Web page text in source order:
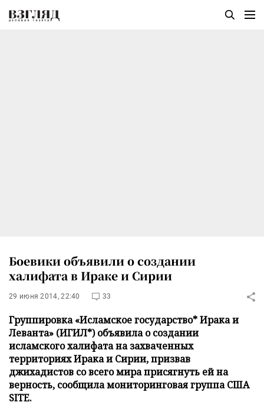
Боевики объявили о создании
халифата в Ираке и Сирии
29 июня 2014, 22:40 33
Группировка «Исламское государство* Ирака и
Леванта» (ИГИЛ*) объявила о создании
исламского халифата на захваченных
территориях Ирака и Сирии, призвав
джихадистов со всего мира присягнуть ей на
верность, сообщила мониторинговая группа США
SITE.